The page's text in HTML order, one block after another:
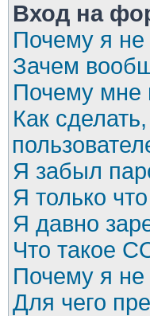
Вход на
Почему я
Зачем
Почему мне
Как
Я забыл
Я только
Я давно
Что такое
Почему я не
Для чего